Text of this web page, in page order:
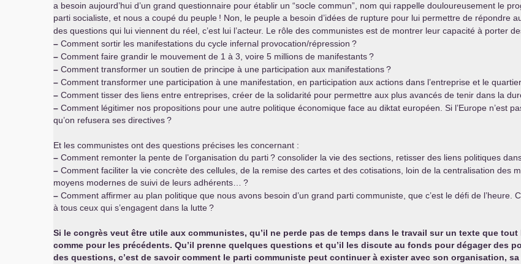
a besoin aujourd’hui d’un grand questionnaire pour établir un “socle commun”, nom qui rappelle douloureusement le
parti socialiste, et nous a coupé du peuple ! Non, le peuple a besoin d’idées de rupture pour lui permettre de répondre
des questions qui lui viennent du réel, c’est lui l’acteur. Le rôle des communistes est de montrer leur capacité à porter
– Comment sortir les manifestations du cycle infernal provocation/répression ?
– Comment faire grandir le mouvement de 1 à 3, voire 5 millions de manifestants?
– Comment transformer un soutien de principe à une participation aux manifestations?
– Comment transformer une participation à une manifestation, en participation aux actions dans l’entreprise et le quartier
– Comment tisser des liens entre entreprises, créer de la solidarité pour permettre aux plus avancés de tenir dans la
– Comment légitimer nos propositions pour une autre politique économique face au diktat européen. Si l’Europe n’est
qu’on refusera ses directives?
Et les communistes ont des questions précises les concernant :
– Comment remonter la pente de l’organisation du parti? consolider la vie des sections, retisser des liens politiques
– Comment faciliter la vie concrète des cellules, de la remise des cartes et des cotisations, loin de la centralisation des
moyens modernes de suivi de leurs adhérents…
?
– Comment affirmer au plan politique que nous avons besoin d’un grand parti communiste, que c’est le défi de
à tous ceux qui s’engagent dans la lutte?
Si le congrès veut être utile aux communistes, qu’il ne perde pas de temps dans le travail sur un texte que
comme pour les précédents. Qu’il prenne quelques questions et qu’il les discute au fonds pour dégager des
des questions, c’est de savoir comment le parti communiste peut continuer à exister avec son organisation,